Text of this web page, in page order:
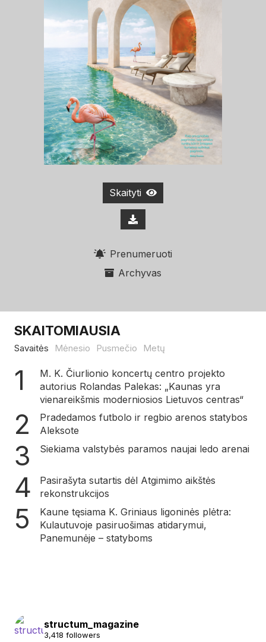
Skaityti
Prenumeruoti
Archyvas
SKAITOMIAUSIA
Savaitės Mėnesio Pusmečio Metų
M. K. Čiurlionio koncertų centro projekto
autorius Rolandas Palekas: „Kaunas yra
vienareikšmis moderniosios Lietuvos centras“
Pradedamos futbolo ir regbio arenos statybos
Aleksote
Siekiama valstybės paramos naujai ledo arenai
Pasirašyta sutartis dėl Atgimimo aikštės
rekonstrukcijos
Kaune tęsiama K. Griniaus ligoninės plėtra:
Kulautuvoje pasiruošimas atidarymui,
Panemunėje – statyboms
structum_magazine
3,418 followers